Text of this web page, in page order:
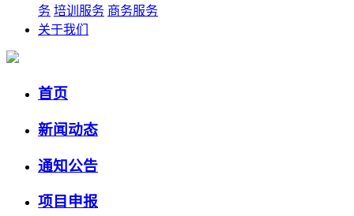
务 培训服务 商务服务
关于我们
首页
新闻动态
通知公告
项目申报